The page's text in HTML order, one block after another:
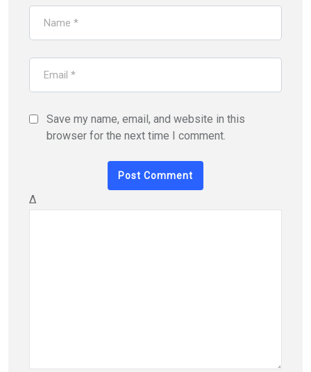
Save my name, email, and website in this
browser for the next time I comment.
Δ